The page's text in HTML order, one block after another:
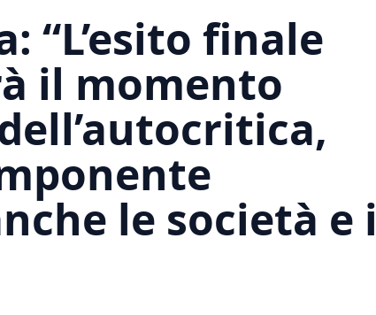
“L’esito finale
il momento
le società e i